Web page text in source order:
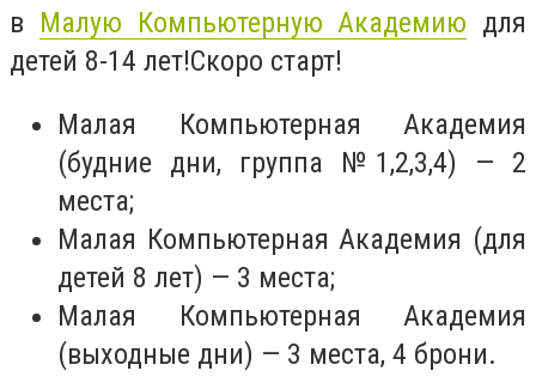
в Малую Компьютерную Академию для
детей 8-14 лет!Скоро старт!
Малая Компьютерная Академия
(будние дни, группа №1,2,3,4) — 2
места;
Малая Компьютерная Академия (для
детей 8 лет) — 3 места;
Малая Компьютерная Академия
(выходные дни) — 3 места, 4 брони.